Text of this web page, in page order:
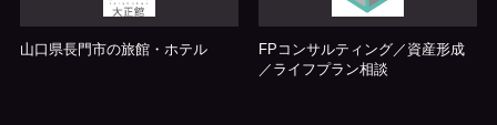
山口県長門市の旅館・ホテル
FPコンサルティング／資産形成
／ライフプラン相談